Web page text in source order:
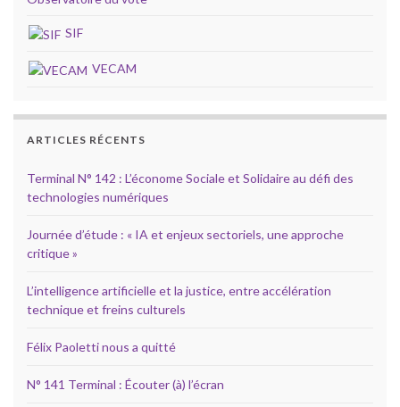
SIF
VECAM
ARTICLES RÉCENTS
Terminal N° 142 : L’économe Sociale et Solidaire au défi des
technologies numériques
Journée d’étude : « IA et enjeux sectoriels, une approche
critique »
L’intelligence artificielle et la justice, entre accélération
technique et freins culturels
Félix Paoletti nous a quitté
N° 141 Terminal : Écouter (à) l’écran